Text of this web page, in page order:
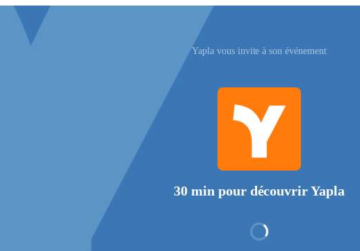
Yapla vous invite à son événement
30 min pour découvrir Yapla